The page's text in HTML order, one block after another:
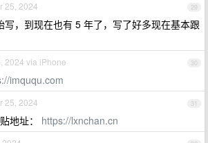
29
25, 2024
写，到现在也有 5 年了，写了好多现在基本跟
30
2024 via iPhone
imququ.com
31
25, 2024
地址： https://lxnchan.cn